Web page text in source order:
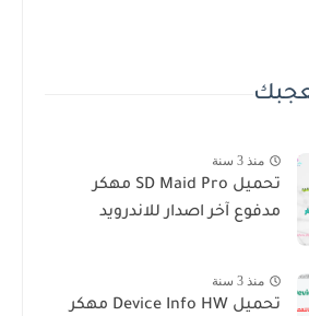
منذ 3 سنة
تحميل SD Maid Pro مهكر
مدفوع آخر اصدار للاندرويد
منذ 3 سنة
تحميل Device Info HW مهكر